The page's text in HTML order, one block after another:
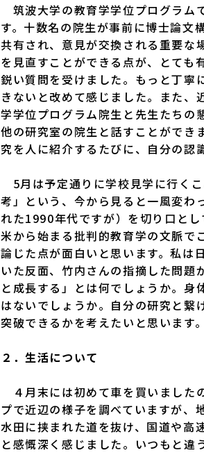
筑波大学の教育学学位プログラム
す。十数名の院生が事前に博士論文
共有され、意見が交換される重要な
を見直すことができる点が、とても
鋭い質問を受けました。もっと丁寧
きないと改めて感じました。また
学学位プログラム院生と先生たちの
他の研究室の院生と話すことができ
究を人に紹介するたびに、自分の認
5月は予定通りに学校見学に行く
考」という、今から見ると一風変わ
れた1990年代ですが）を切り口と
米から始まる批判的教育学の文脈で
論じた点が面白いと思います。私は
いた反面、竹内さんの指摘した問
と成長する」とは何でしょうか。
はないでしょうか。自分の研究と繋
突破できるかを考えたいと思います。
２．生活について
４月末には初めて車を買いました
プで近辺の様子を調べていますが、
水田に挟まれた道を抜け、国道や高
と感慨深く感じました。いつもと違